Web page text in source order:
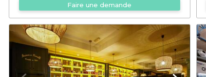
Faire une demande